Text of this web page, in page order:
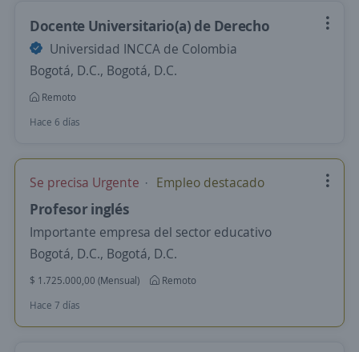
Docente Universitario(a) de Derecho
Universidad INCCA de Colombia
Bogotá, D.C., Bogotá, D.C.
Remoto
Hace 6 días
Se precisa Urgente Empleo destacado
Profesor inglés
Importante empresa del sector educativo
Bogotá, D.C., Bogotá, D.C.
$ 1.725.000,00 (Mensual)
Remoto
Hace 7 días